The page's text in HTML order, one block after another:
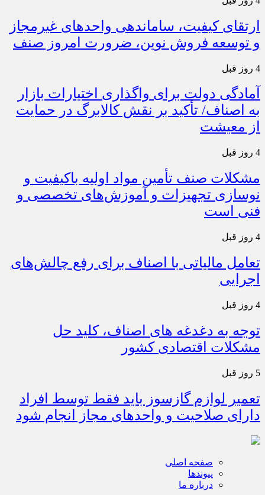
ارتقای کیفیت، ساماندهی واحدهای غیرمجاز
و توسعه فروش نوین، ضرورت امروز صنف
4 روز قبل
آمادگی دولت برای واگذاری اختیارات بازار
به اصناف/ تأکید بر نقش کالابرگ در حمایت
از معیشت
4 روز قبل
مشکلات صنف تأمین مواد اولیه باکیفیت و
نوسازی تجهیزات و آموزش‌های تخصصی و
فنی است
4 روز قبل
تعامل مالیاتی با اصناف برای رفع چالش‌های
اجرایی
4 روز قبل
توجه به دغدغه های اصناف، کلید حل
مشکلات اقتصادی کشور
5 روز قبل
تعمیر لوازم گازسوز باید فقط توسط افراد
دارای صلاحیت و واحدهای مجاز انجام شود
صفحه اصلی
پیوندها
درباره ما